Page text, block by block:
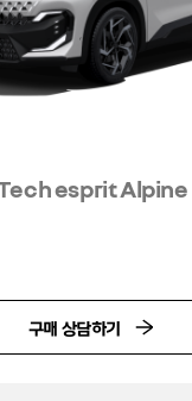
Tech esprit Alpine
구매 상담하기